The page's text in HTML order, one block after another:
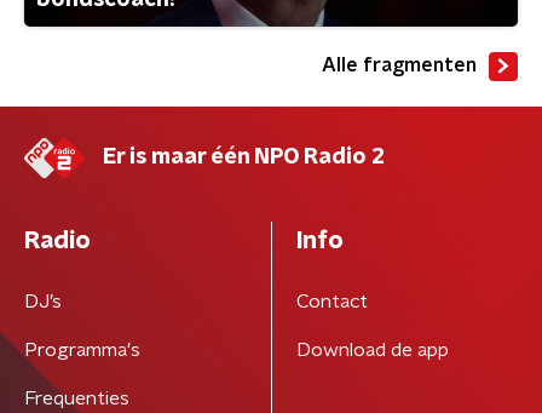
Alle fragmenten
Er is maar één NPO Radio 2
Radio
DJ’s
Programma's
Frequenties
Info
Contact
Download de app